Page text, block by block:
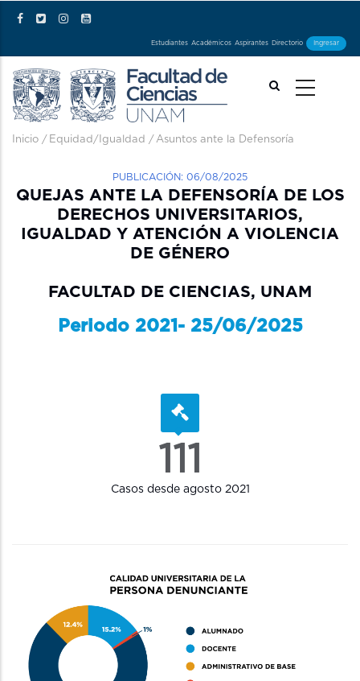
Ingresar
Directorio
Aspirantes
Académicos
Estudiantes
Ruta de navegación
Inicio / Equidad/Igualdad / Asuntos ante la Defensoría
PUBLICACIÓN: 06/08/2025
QUEJAS ANTE LA DEFENSORÍA DE LOS
DERECHOS UNIVERSITARIOS,
IGUALDAD Y ATENCIÓN A VIOLENCIA
DE GÉNERO
FACULTAD DE CIENCIAS, UNAM
Periodo 2021- 25/06/2025
111
Casos desde agosto 2021